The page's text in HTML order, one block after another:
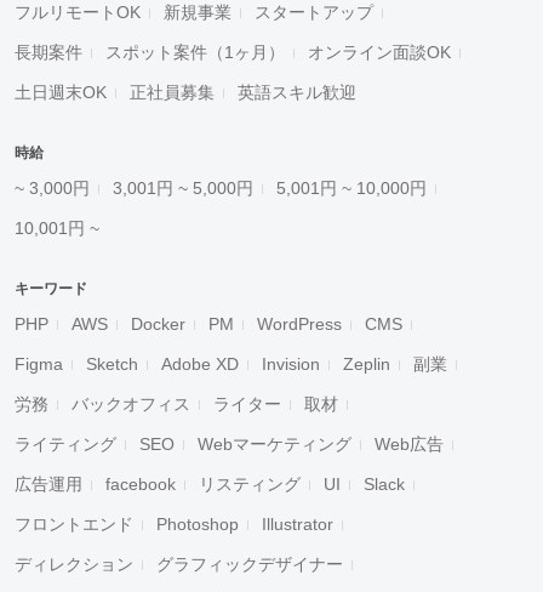
フルリモートOK 新規事業 スタートアップ
長期案件 スポット案件（1ヶ月） オンライン面談OK
土日週末OK 正社員募集 英語スキル歓迎
時給
~ 3,000円 3,001円 ~ 5,000円 5,001円 ~ 10,000円
10,001円 ~
キーワード
PHP AWS Docker PM WordPress CMS
Figma Sketch Adobe XD Invision Zeplin 副業
労務 バックオフィス ライター 取材
ライティング SEO Webマーケティング Web広告
広告運用 facebook リスティング UI Slack
フロントエンド Photoshop Illustrator
ディレクション グラフィックデザイナー